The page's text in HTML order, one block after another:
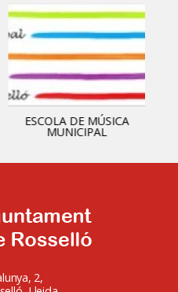
ESCOLA DE MÚSICA
MUNICIPAL
2,